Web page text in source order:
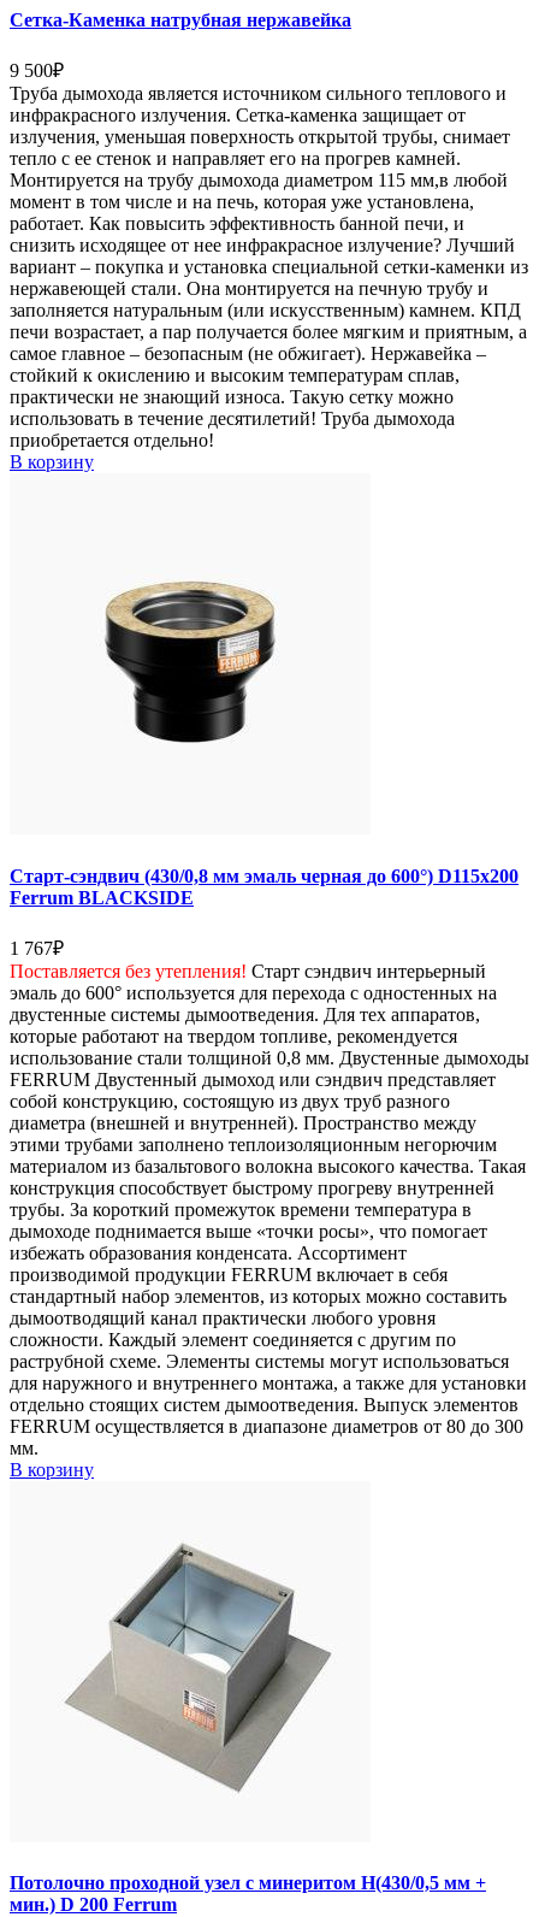
Сетка-Каменка натрубная нержавейка
9 500₽
Труба дымохода является источником сильного теплового и
инфракрасного излучения. Сетка-каменка защищает от
излучения, уменьшая поверхность открытой трубы, снимает
тепло с ее стенок и направляет его на прогрев камней.
Монтируется на трубу дымохода диаметром 115 мм,в любой
момент в том числе и на печь, которая уже установлена,
работает. Как повысить эффективность банной печи, и
снизить исходящее от нее инфракрасное излучение? Лучший
вариант – покупка и установка специальной сетки-каменки из
нержавеющей стали. Она монтируется на печную трубу и
заполняется натуральным (или искусственным) камнем. КПД
печи возрастает, а пар получается более мягким и приятным, а
самое главное – безопасным (не обжигает). Нержавейка –
стойкий к окислению и высоким температурам сплав,
практически не знающий износа. Такую сетку можно
использовать в течение десятилетий! Труба дымохода
приобретается отдельно!
В корзину
Старт-сэндвич (430/0,8 мм эмаль черная до 600°) D115х200
Ferrum BLACKSIDE
1 767₽
Поставляется без утепления! Старт сэндвич интерьерный
эмаль до 600° используется для перехода с одностенных на
двустенные системы дымоотведения. Для тех аппаратов,
которые работают на твердом топливе, рекомендуется
использование стали толщиной 0,8 мм. Двустенные дымоходы
FERRUM Двустенный дымоход или сэндвич представляет
собой конструкцию, состоящую из двух труб разного
диаметра (внешней и внутренней). Пространство между
этими трубами заполнено теплоизоляционным негорючим
материалом из базальтового волокна высокого качества. Такая
конструкция способствует быстрому прогреву внутренней
трубы. За короткий промежуток времени температура в
дымоходе поднимается выше «точки росы», что помогает
избежать образования конденсата. Ассортимент
производимой продукции FERRUM включает в себя
стандартный набор элементов, из которых можно составить
дымоотводящий канал практически любого уровня
сложности. Каждый элемент соединяется с другим по
раструбной схеме. Элементы системы могут использоваться
для наружного и внутреннего монтажа, а также для установки
отдельно стоящих систем дымоотведения. Выпуск элементов
FERRUM осуществляется в диапазоне диаметров от 80 до 300
мм.
В корзину
Потолочно проходной узел с минеритом Н(430/0,5 мм +
мин.) D 200 Ferrum